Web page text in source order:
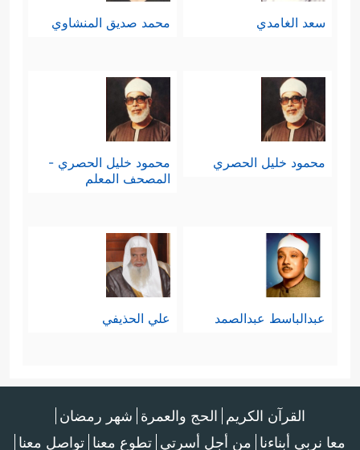
سعد الغامدي محمد صديق المنشاوي
محمود خليل الحصري
محمود خليل الحصري -
المصحف المعلم
عبدالباسط عبدالصمد علي الحذيفي
القرآن الكريم الحج والعمرة شهر رمضان
معا نربي أبناءنا من أجل أسرتي تطوع معنا تواصل معنا